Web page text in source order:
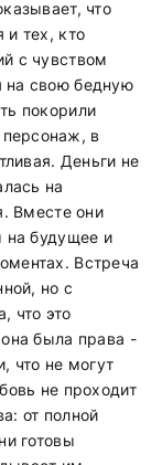
что
и тех, кто
с чувством
на свою бедную
покорили
в
Деньги не
на
Вместе они
на будущее и
Встреча
но с
что это
была права -
что не могут
не проходит
от полной
готовы